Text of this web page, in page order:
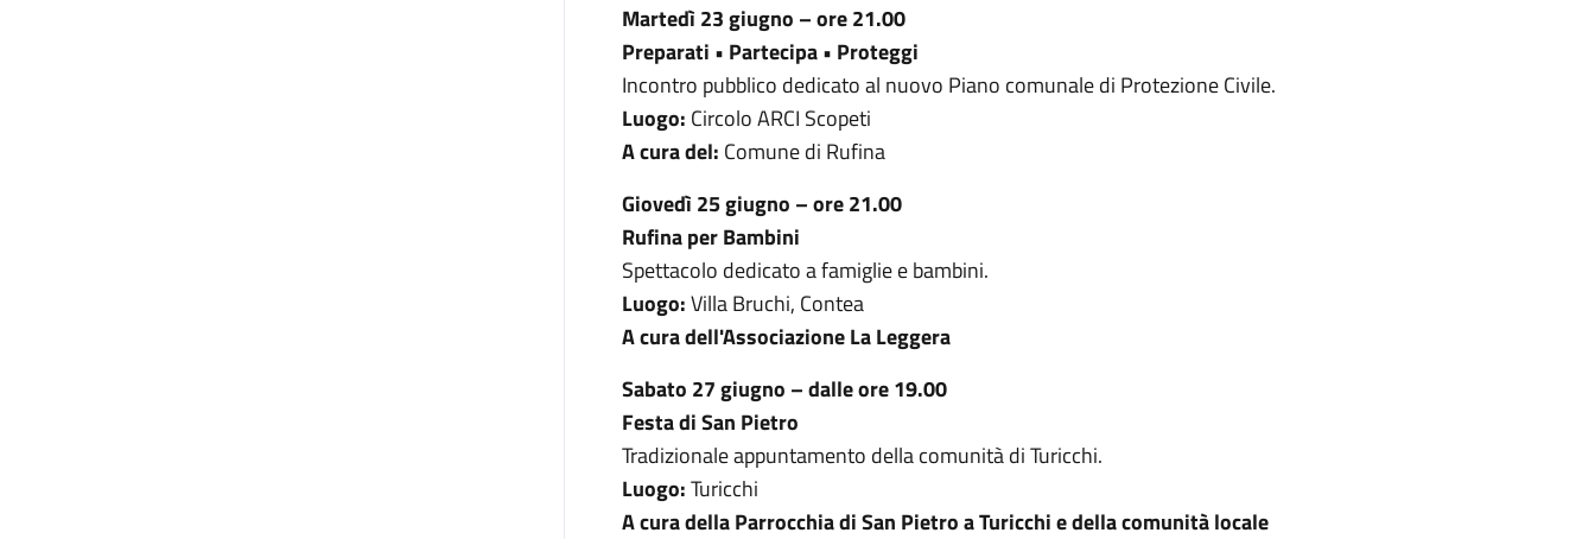
Martedì 23 giugno – ore 21.00
Preparati • Partecipa • Proteggi
Incontro pubblico dedicato al nuovo Piano comunale di Protezione Civile.
Luogo: Circolo ARCI Scopeti
A cura del: Comune di Rufina
Giovedì 25 giugno – ore 21.00
Rufina per Bambini
Spettacolo dedicato a famiglie e bambini.
Luogo:Villa Bruchi, Contea
A cura dell'Associazione La Leggera
Sabato 27 giugno – dalle ore 19.00
Festa di San Pietro
Tradizionale appuntamento della comunità di Turicchi.
Luogo:Turicchi
A cura della Parrocchia di San Pietro a Turicchi e della comunità locale